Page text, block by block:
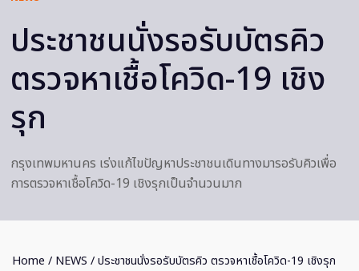
ประชาชนนั่งรอรับบัตรคิว
ตรวจหาเชื้อโควิด-19 เชิง
รุก
กรุงเทพมหานคร เร่งแก้ไขปัญหาประชาชนเดินทางมารอรับคิวเพื่อ
การตรวจหาเชื้อโควิด-19 เชิงรุกเป็นจำนวนมาก
Home / NEWS / ประชาชนนั่งรอรับบัตรคิว ตรวจหาเชื้อโควิด-19 เชิงรุก